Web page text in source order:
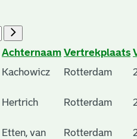
Achternaam Vertrekplaats
Kachowicz Rotterdam
Hertrich Rotterdam
Etten, van Rotterdam